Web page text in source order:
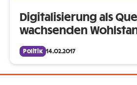
Digitalisierung als
wachsenden
Politik 14.02.2017